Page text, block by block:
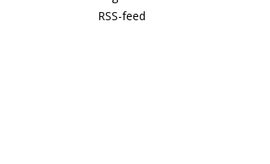
RSS-feed